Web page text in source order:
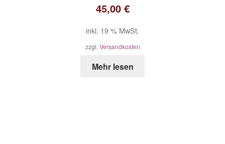
45,00 €
inkl. 19 % MwSt.
zzgl. Versandkosten
Mehr lesen